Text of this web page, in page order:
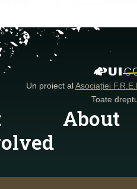
Un proiect alAsociației
Toate
About